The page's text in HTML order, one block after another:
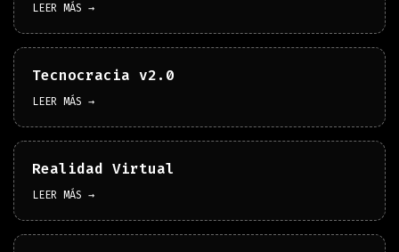
LEER MÁS →
Tecnocracia v2.0
LEER MÁS →
Realidad Virtual
LEER MÁS →